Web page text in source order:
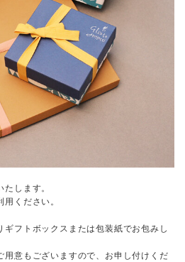
します。
ください。
フトボックスまたは包装紙でお包みし
用意もございますので、お申し付けくだ